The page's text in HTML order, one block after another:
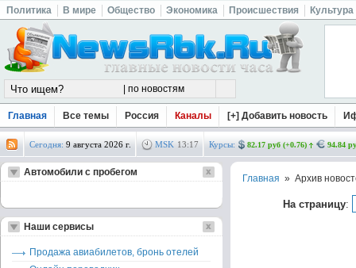
Политика В мире Общество Экономика Происшествия Культура
Главная Все темы Россия Каналы [+] Добавить новость
Сегодня: 9 августа 2026 г. MSK 13:17 Курсы: 82.17 руб (+0.76) 94.84
Главная » Архив
На страницу:
Автомобили с пробегом
Наши сервисы
Продажа авиабилетов, бронь отелей